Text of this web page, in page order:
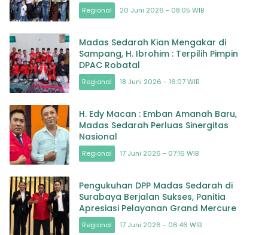
Regional 20 Juni 2026 - 08:05 WIB
Madas Sedarah Kian Mengakar di
Sampang, H. Ibrohim : Terpilih Pimpin
DPAC Robatal
Regional 18 Juni 2026 - 16:07 WIB
H. Edy Macan : Emban Amanah Baru,
Madas Sedarah Perluas Sinergitas
Nasional
Regional 17 Juni 2026 - 07:16 WIB
Pengukuhan DPP Madas Sedarah di
Surabaya Berjalan Sukses, Panitia
Apresiasi Pelayanan Grand Mercure
Regional 17 Juni 2026 - 06:46 WIB